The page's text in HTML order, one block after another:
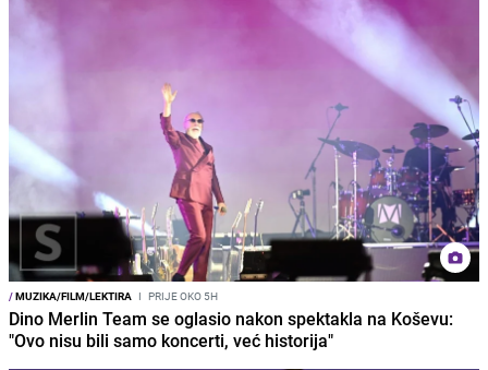
/MUZIKA/FILM/LEKTIRA I PRIJE OKO 5H
Dino Merlin Team se oglasio nakon spektakla na Koševu:
"Ovo nisu bili samo koncerti, već historija"